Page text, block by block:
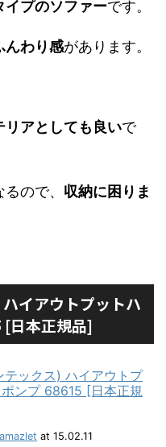
イプのソファーです。
んわり感があります。
リアとしても良いで
るので、 収納に困りま
イアウトプットハ
[日本正規品]
テックス) ハイアウトプ
ンプ 68615 [日本正規
amazlet at 15.02.11